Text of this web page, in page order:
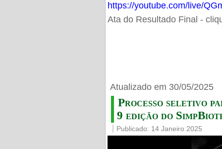
https://youtube.com/live/
Ata do Resultado Final -
Atualizado em 30/05/2025
Processo seletivo
9 edição do
Publicado: 14 Janeiro 2025